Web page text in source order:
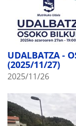
UDALBATZA -
(2025/11/27)
2025/11/26